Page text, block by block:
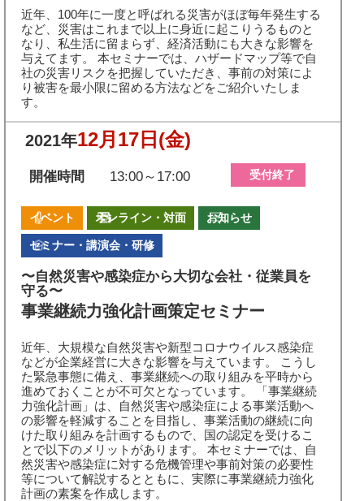
近年、100年に一度と呼ばれる災害がほぼ毎年発生する
など、災害はこれまで以上に身近に起こりうるものと
なり、私生活に留まらず、経済活動にも大きな影響を
与えてます。 本セミナーでは、ハザードマップ等で自
社の災害リスクを把握していただき、事前の対策によ
り被害を最小限に留める方法などをご紹介いたしま
す。
2021年12月17日 (金)
開催時間 13:00～17:00 受付終了
イベント オンライン・対面 お知らせ
セミナー・講演会・研修
〜自然災害や感染症から大切な会社・従業員を
守る〜
事業継続力強化計画策定セミナー
近年、大規模な自然災害や新型コロナウイルス感染症
などが企業経営に大きな影響を与えています。 こうし
た緊急事態に備え、事業継続への取り組みを平時から
進めておくことが不可欠となっています。 「事業継続
力強化計画」は、自然災害や感染症による事業活動へ
の影響を軽減することを目指し、事業活動の継続に向
けた取り組みを計画するもので、国の認定を受けるこ
とで以下のメリットがあります。 本セミナーでは、自
然災害や感染症に対する危機管理や事前対策の必要性
等について解説するとともに、実際に事業継続力強化
計画の素案を作成します。